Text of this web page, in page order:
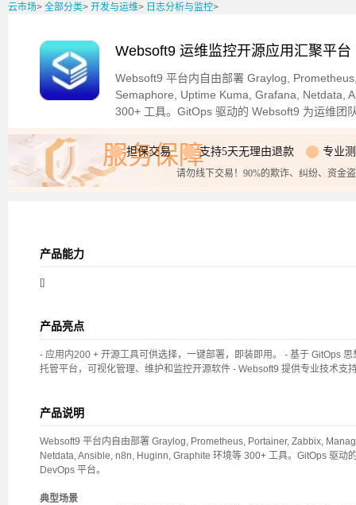
云市场> 全部分类> 开发与运维> 日志分析与监控>
Websoft9 运维监控开源应用汇聚平台
Websoft9 平台内自由部署 Graylog,
Semaphore, Uptime Kuma, Grafana, Netdata,
300+ 工具。GitOps 驱动的 Websoft9 为运维团
服务保障
担保交易 支持5天无理由退款 专业
请勿线下交易！90%的欺诈、纠纷、资金
产品能力
[]
产品亮点
- 应用内200 + 开源工具可供选择，一键部署，即装即用。 - 基于 GitOps
托管平台，可视化管理、维护和监控开源软件 - Websoft9 提供专业技术支
产品说明
Websoft9 平台内自由部署 Graylog, Prometheus, Portainer, Zabbix,
Netdata, Ansible, n8n, Huginn, Graphite 环境等 300+ 工具。GitOps 驱动
DevOps 平台。
典型场景